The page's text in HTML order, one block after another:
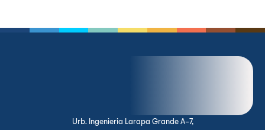
Urb. Ingenieria Larapa Grande A-7,